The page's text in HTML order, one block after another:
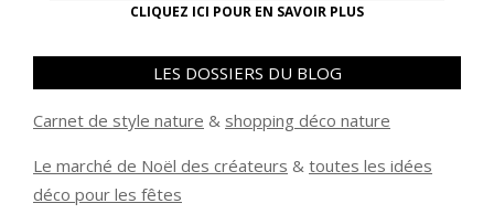
CLIQUEZ ICI POUR EN SAVOIR PLUS
LES DOSSIERS DU BLOG
Carnet de style nature & shopping déco nature
Le marché de Noël des créateurs & toutes les idées
déco pour les fêtes